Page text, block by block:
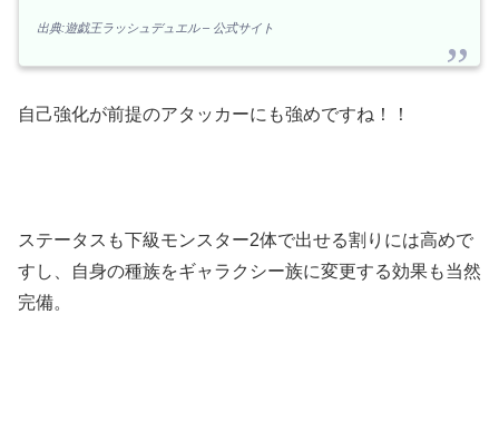
出典:遊戯王ラッシュデュエル – 公式サイト
自己強化が前提のアタッカーにも強めですね！！
ステータスも下級モンスター2体で出せる割りには高めで
すし、自身の種族をギャラクシー族に変更する効果も当然
完備。